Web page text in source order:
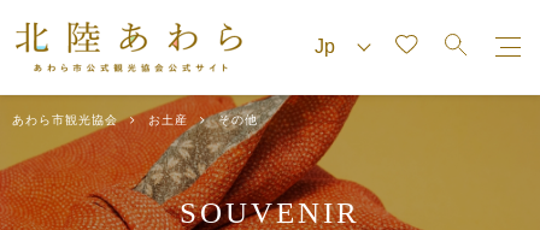
あわら市観光協会 お土産 その他
SOUVENIR